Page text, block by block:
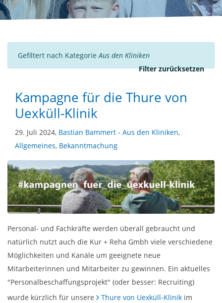
Gefiltert nach Kategorie Aus den Kliniken
Filter zurücksetzen
Kampagne für die Thure von
Uexküll-Klinik
29. Juli 2024, Bastian Bammert - Aus den Kliniken,
Allgemeines, Bekanntmachung
Personal- und Fachkräfte werden überall gebraucht und
natürlich nutzt auch die Kur + Reha Gmbh viele verschiedene
Möglichkeiten und Kanäle um geeignete neue
Mitarbeiterinnen und Mitarbeiter zu gewinnen. Ein aktuelles
"Personalbeschaffungsprojekt" (oder besser: Recruiting)
wurde kürzlich für unsere
Thure von Uexküll-Klinik im